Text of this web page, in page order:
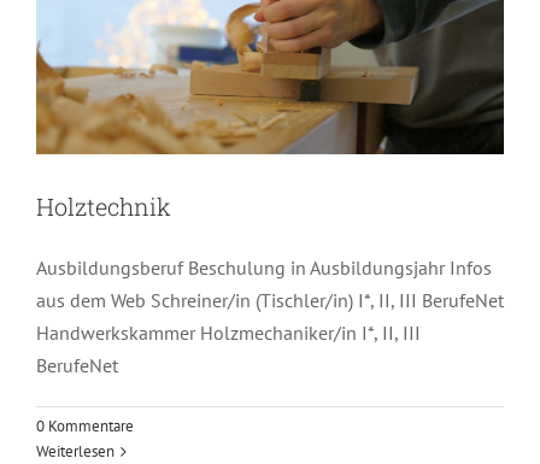
Holztechnik
Ausbildungsberuf Beschulung in Ausbildungsjahr Infos
aus dem Web Schreiner/in (Tischler/in) I*, II, III BerufeNet
Handwerkskammer Holzmechaniker/in I*, II, III
BerufeNet
0 Kommentare
Weiterlesen